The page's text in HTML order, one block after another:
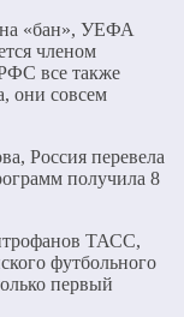
на «бан», УЕФА
членом
все также
они совсем
Россия перевела
получила 8
ТАСС,
футбольного
первый